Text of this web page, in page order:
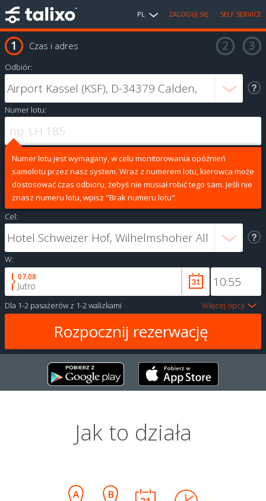
PL ZALOGUJ SIĘ SELF SERVICE
Czas i adres
Odbiór:
Numer lotu:
Numer lotu jest wymagany, w celu monitorowania opóźnień
samolotu przez nasz system. Wraz z numerem lotu, kierowca może
dostosować czas odbioru, żebyś nie musiał robić tego sam. Jeśli nie
znasz numeru lotu, wpisz "Brak numeru lotu".
Cel:
W:
07.08
Jutro
Dla 1-2 pasażerów z 1-2 walizkami Więcej opcji
Jak to działa